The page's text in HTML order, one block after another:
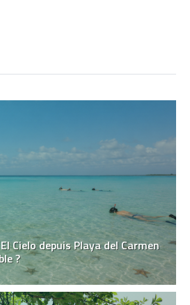
Cielo depuis Playa del Carmen
?